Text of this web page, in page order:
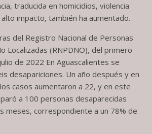
traducida en homicidios, violencia
impacto, también ha aumentado.
del Registro Nacional de Personas
Localizadas (RNPDNO), del primero
de 2022 En Aguascalientes se
desapariciones. Un año después y en
casos aumentaron a 22, y en este
a 100 personas desaparecidas
meses, correspondiente a un 78% de